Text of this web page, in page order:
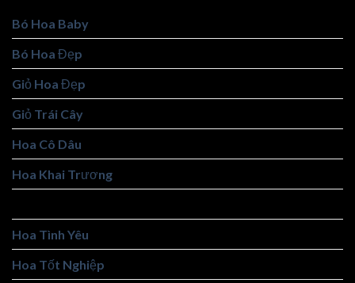
Bó Hoa Baby
Bó Hoa Đẹp
Giỏ Hoa Đẹp
Giỏ Trái Cây
Hoa Cô Dâu
Hoa Khai Trương
Hoa Tình Yêu
Hoa Tốt Nghiệp